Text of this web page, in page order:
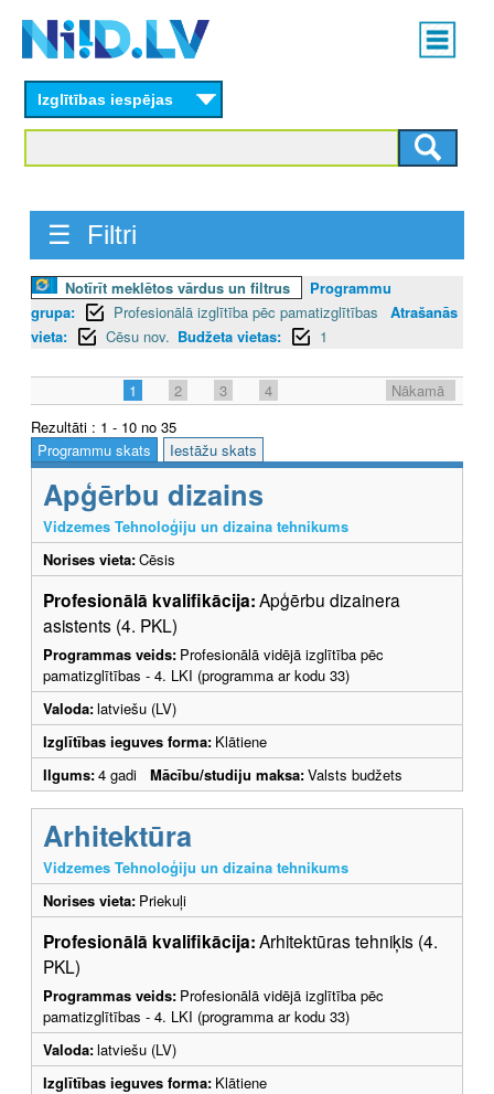
content
Main
menu
Izglītības iespējas
☰ Filtri
Notīrīt meklētos vārdus un filtrus
Programmu
grupa:
Profesionālā izglītība pēc pamatizglītības
Atrašanās
vieta:
Cēsu nov. Budžeta vietas: 1
1 2 3 4
Nākamā
Rezultāti : 1 - 10 no 35
Programmu skats
Iestāžu skats
Apģērbu dizains
Vidzemes Tehnoloģiju un dizaina tehnikums
Norises vieta:Cēsis
Profesionālā kvalifikācija:Apģērbu dizainera
asistents (4. PKL)
Programmas veids: Profesionālā vidējā izglītība pēc
pamatizglītības - 4. LKI (programma ar kodu 33)
Valoda:latviešu (LV)
Izglītības ieguves forma: Klātiene
Ilgums:4 gadi Mācību/studiju maksa:Valsts budžets
Arhitektūra
Vidzemes Tehnoloģiju un dizaina tehnikums
Norises vieta: Priekuļi
Profesionālā kvalifikācija:Arhitektūras tehniķis (4.
PKL)
Programmas veids: Profesionālā vidējā izglītība pēc
pamatizglītības - 4. LKI (programma ar kodu 33)
Valoda:latviešu (LV)
Izglītības ieguves forma: Klātiene